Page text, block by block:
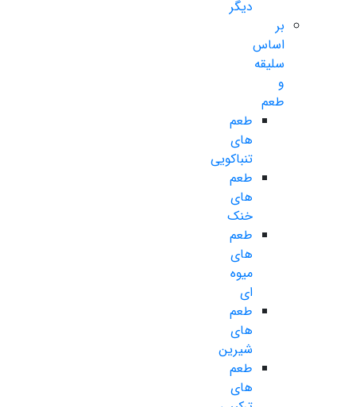
دیگر
بر
اساس
سلیقه
و
طعم
طعم
های
تنباکویی
طعم
های
خنک
طعم
های
میوه
ای
طعم
های
شیرین
طعم
های